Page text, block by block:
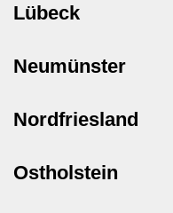
Lübeck
Neumünster
Nordfriesland
Ostholstein